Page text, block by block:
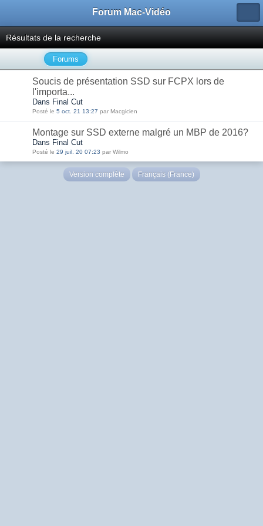
Forum Mac-Vidéo
Résultats de la recherche
Forums
Soucis de présentation SSD sur FCPX lors de
l'importa...
Dans Final Cut
Posté le 5 oct. 21 13:27 par Macgicien
Montage sur SSD externe malgré un MBP de 2016?
Dans Final Cut
Posté le 29 juil. 20 07:23 par Wilmo
Version complète Français (France)